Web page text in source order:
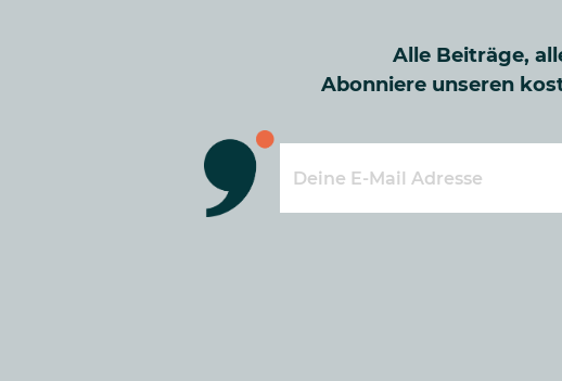
Alle Beiträge,
Abonniere unseren